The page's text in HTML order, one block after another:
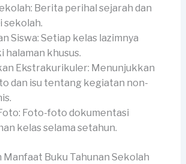
Berita perihal sejarah dan
sekolah.
Siswa: Setiap kelas lazimnya
halaman khusus.
Ekstrakurikuler: Menunjukkan
dan isu tentang kegiatan non-
Foto-foto dokumentasi
kelas selama setahun.
Manfaat Buku Tahunan Sekolah